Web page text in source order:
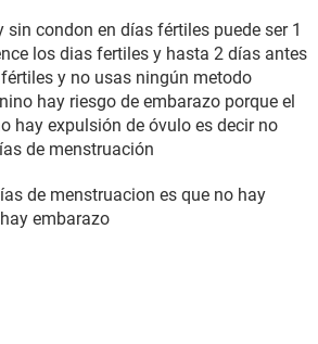
sin condon en días fértiles puede ser 1
los dias fertiles y hasta 2 días antes
y no usas ningún metodo
hay riesgo de embarazo porque el
hay expulsión de óvulo es decir no
de menstruación
de menstruacion es que no hay
embarazo